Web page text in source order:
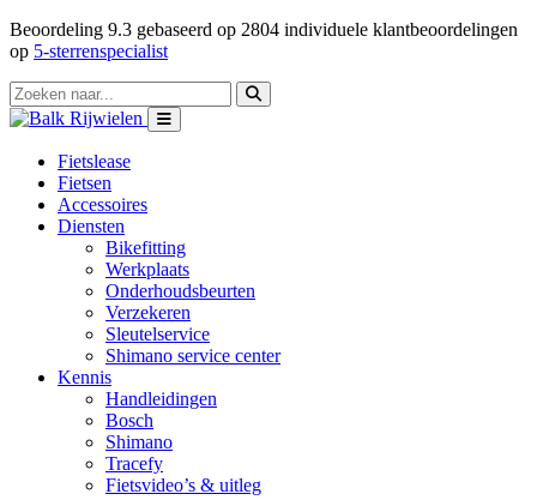
Beoordeling 9.3 gebaseerd op 2804 individuele klantbeoordelingen
op 5-sterrenspecialist
Fietslease
Fietsen
Accessoires
Diensten
Bikefitting
Werkplaats
Onderhoudsbeurten
Verzekeren
Sleutelservice
Shimano service center
Kennis
Handleidingen
Bosch
Shimano
Tracefy
Fietsvideo’s & uitleg